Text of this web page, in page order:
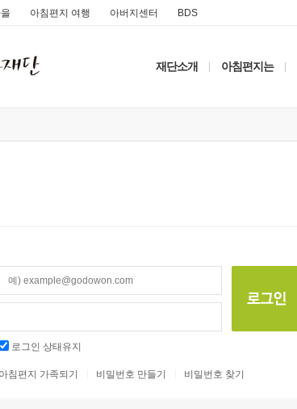
아침편지 여행 아버지센터 BDS
재단소개 아침편지는
로그인 상태유지
아침편지 가족되기 비밀번호 만들기 비밀번호 찾기